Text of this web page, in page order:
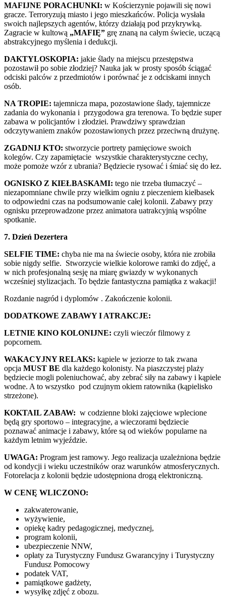
MAFIJNE PORACHUNKI: w Kościerzynie pojawili się nowi
gracze. Terroryzują miasto i jego mieszkańców. Policja wysłała
swoich najlepszych agentów, którzy działają pod przykrywką.
Zagracie w kultową „MAFIĘ” grę znaną na całym świecie, uczącą
abstrakcyjnego myślenia i dedukcji.
DAKTYLOSKOPIA: jakie ślady na miejscu przestępstwa
pozostawił po sobie złodziej? Nauka jak w prosty sposób ściągać
odciski palców z przedmiotów i porównać je z odciskami innych
osób.
NA TROPIE: tajemnicza mapa, pozostawione ślady, tajemnicze
zadania do wykonania i przygodowa gra terenowa. To będzie super
zabawa w policjantów i złodziei. Prawdziwy sprawdzian
odczytywaniem znaków pozostawionych przez przeciwną drużynę.
ZGADNIJ KTO: stworzycie portrety pamięciowe swoich
kolegów. Czy zapamiętacie wszystkie charakterystyczne cechy,
może pomoże wzór z ubrania? Będziecie rysować i śmiać się do łez.
OGNISKO Z KIEŁBASKAMI: tego nie trzeba tłumaczyć –
niezapomniane chwile przy wielkim ogniu z pieczeniem kiełbasek
to odpowiedni czas na podsumowanie całej kolonii. Zabawy przy
ognisku przeprowadzone przez animatora uatrakcyjnią wspólne
spotkanie.
7. Dzień Dezertera
SELFIE TIME: chyba nie ma na świecie osoby, która nie zrobiła
sobie nigdy selfie. Stworzycie wielkie kolorowe ramki do zdjęć, a
w nich profesjonalną sesję na miarę gwiazdy w wykonanych
wcześniej stylizacjach. To będzie fantastyczna pamiątka z wakacji!
Rozdanie nagród i dyplomów . Zakończenie kolonii.
DODATKOWE ZABAWY I ATRAKCJE:
LETNIE KINO KOLONIJNE: czyli wieczór filmowy z
popcornem.
WAKACYJNY RELAKS: kąpiele w jeziorze to tak zwana
opcja MUST BE dla każdego kolonisty. Na piaszczystej plaży
będziecie mogli poleniuchować, aby zebrać siły na zabawy i kąpiele
wodne. A to wszystko pod czujnym okiem ratownika (kąpielisko
strzeżone).
KOKTAIL ZABAW: w codzienne bloki zajęciowe wplecione
będą gry sportowo – integracyjne, a wieczorami będziecie
poznawać animacje i zabawy, które są od wieków popularne na
każdym letnim wyjeździe.
UWAGA: Program jest ramowy. Jego realizacja uzależniona będzie
od kondycji i wieku uczestników oraz warunków atmosferycznych.
Fotorelacja z kolonii będzie udostępniona drogą elektroniczną.
W CENĘ WLICZONO:
zakwaterowanie,
wyżywienie,
opiekę kadry pedagogicznej, medycznej,
program kolonii,
ubezpieczenie NNW,
opłaty za Turystyczny Fundusz Gwarancyjny i Turystyczny
Fundusz Pomocowy
podatek VAT,
pamiątkowe gadżety,
wysyłkę zdjęć z obozu.